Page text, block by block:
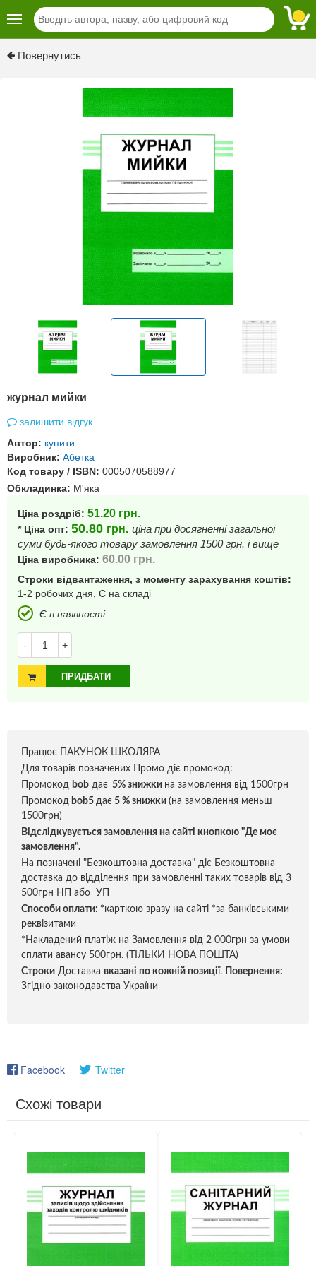
Повернутись
журнал мийки
залишити відгук
Автор: купити
Виробник: Абетка
Код товару / ISBN: 0005070588977
Обкладинка: М'яка
Ціна роздріб: 51.20 грн.
* Ціна опт: 50.80 грн. ціна при досягненні загальної
суми будь-якого товару замовлення 1500 грн. і вище
Ціна виробника: 60.00грн.
Строки відвантаження, з моменту зарахування коштів:
1-2 робочих дня, Є на складі
Є в наявності
- +
ПРИДБАТИ
Працює ПАКУНОК ШКОЛЯРА
Для товарів позначених Промо діє промокод:
Промокод bob дає 5% знижки на замовлення від 1500грн
Промокод bob5 дає 5 % знижки (на замовлення меньш
1500грн)
Відслідкувується замовлення на сайті кнопкою "Де моє
замовлення".
На позначені "Безкоштовна доставка" діє Безкоштовна
доставка до відділення при замовленні таких товарів від 3
500грн НП або УП
Способи оплати: *карткою зразу на сайті *за банківськими
реквізитами
*Накладений платіж на Замовлення від 2 000грн за умови
сплати авансу 500грн. (ТІЛЬКИ НОВА ПОШТА)
Строки Доставка вказані по кожній позиції.
Повернення:
Згідно законодавства України
Facebook Twitter
Схожі товари